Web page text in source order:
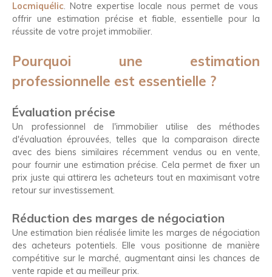
Locmiquélic. Notre expertise locale nous permet de vous
offrir une estimation précise et fiable, essentielle pour la
réussite de votre projet immobilier.
Pourquoi une estimation
professionnelle est essentielle ?
Évaluation précise
Un professionnel de l'immobilier utilise des méthodes
d'évaluation éprouvées, telles que la comparaison directe
avec des biens similaires récemment vendus ou en vente,
pour fournir une estimation précise. Cela permet de fixer un
prix juste qui attirera les acheteurs tout en maximisant votre
retour sur investissement.
Réduction des marges de négociation
Une estimation bien réalisée limite les marges de négociation
des acheteurs potentiels. Elle vous positionne de manière
compétitive sur le marché, augmentant ainsi les chances de
vente rapide et au meilleur prix.